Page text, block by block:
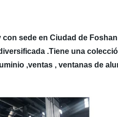
sede en Ciudad de
.Tiene una
,ventas , ventanas de